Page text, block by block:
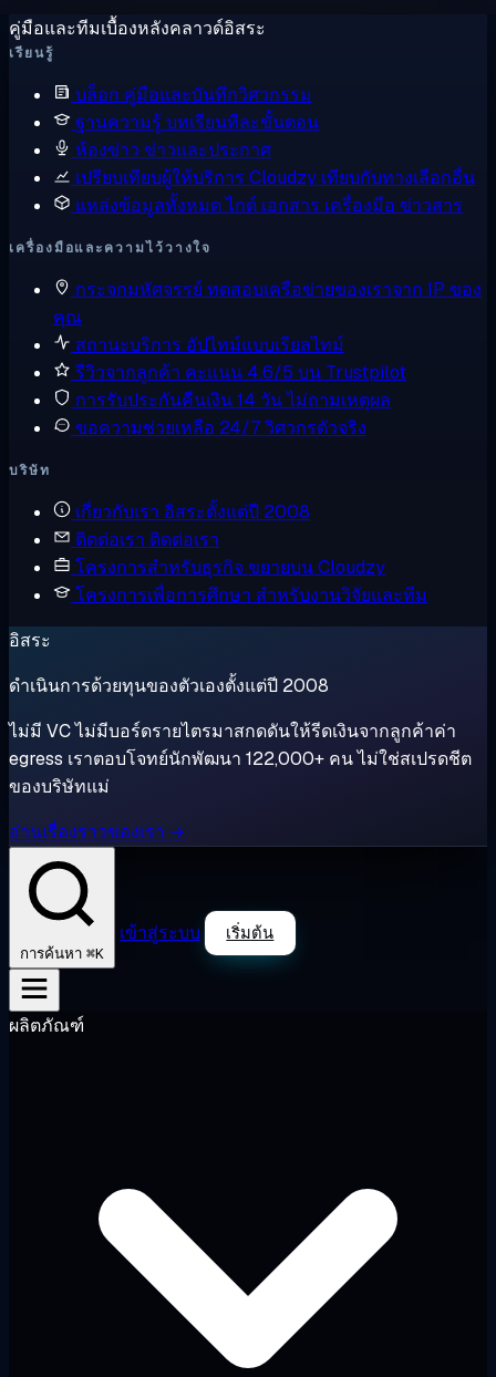
คู่มือและทีมเบื้องหลังคลาวด์อิสระ
เรียนรู้
บล็อก คู่มือและบันทึกวิศวกรรม
ฐานความรู้ บทเรียนทีละขั้นตอน
ห้องข่าว ข่าวและประกาศ
เปรียบเทียบผู้ให้บริการ Cloudzy เทียบกับทางเลือกอื่น
แหล่งข้อมูลทั้งหมดไกด์ เอกสาร เครื่องมือ ข่าวสาร
เครื่องมือและความไว้วางใจ
กระจกมหัศจรรย์ ทดสอบเครือข่ายของเราจาก IP ของ
คุณ
สถานะบริการ อัปไทม์แบบเรียลไทม์
รีวิวจากลูกค้า คะแนน 4.6/5 บน Trustpilot
การรับประกันคืนเงิน14 วัน ไม่ถามเหตุผล
ขอความช่วยเหลือ 24/7 วิศวกรตัวจริง
บริษัท
เกี่ยวกับเรา อิสระตั้งแต่ปี 2008
ติดต่อเรา ติดต่อเรา
โครงการสำหรับธุรกิจ ขยายบน Cloudzy
โครงการเพื่อการศึกษา สำหรับงานวิจัยและทีม
อิสระ
ดำเนินการด้วยทุนของตัวเองตั้งแต่ปี 2008
ไม่มี VC ไม่มีบอร์ดรายไตรมาสกดดันให้รีดเงินจากลูกค้าค่า
egress เราตอบโจทย์นักพัฒนา 122,000+ คน ไม่ใช่สเปรดชีต
ของบริษัทแม่
อ่านเรื่องราวของเรา →
การค้นหา ⌘K
เข้าสู่ระบบ เริ่มต้น
ผลิตภัณฑ์